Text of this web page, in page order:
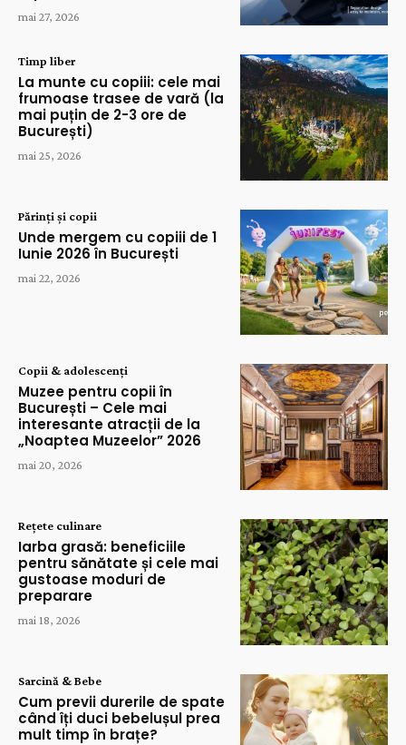
mai 27, 2026
Timp liber
La munte cu copiii: cele mai
frumoase trasee de vară (la
mai puțin de 2-3 ore de
București)
mai 25, 2026
Părinți și copii
Unde mergem cu copiii de 1
Iunie 2026 în București
mai 22, 2026
Copii & adolescenți
Muzee pentru copii în
București – Cele mai
interesante atracții de la
„Noaptea Muzeelor” 2026
mai 20, 2026
Rețete culinare
Iarba grasă: beneficiile
pentru sănătate și cele mai
gustoase moduri de
preparare
mai 18, 2026
Sarcină & Bebe
Cum previi durerile de spate
când îți duci bebelușul prea
mult timp în brațe?